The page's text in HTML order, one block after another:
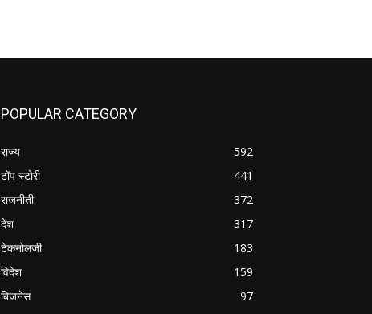
POPULAR CATEGORY
राज्य
592
टॉप स्टोरी
441
राजनीती
372
देश
317
टेकनोलजी
183
विदेश
159
बिजनेस
97